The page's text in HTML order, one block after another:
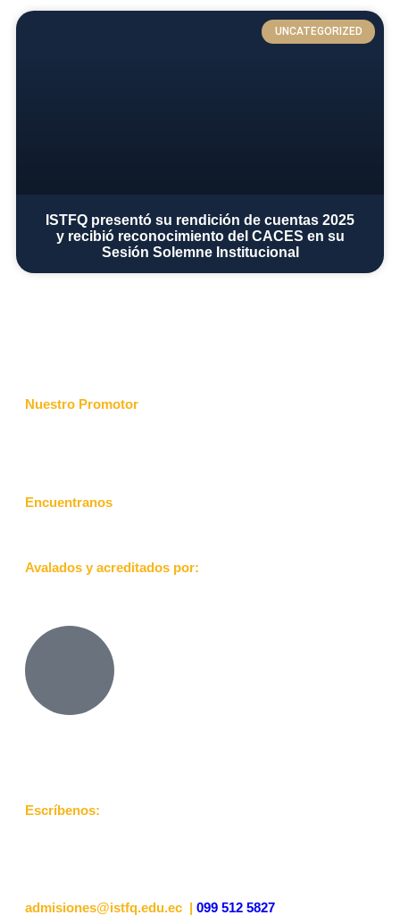
UNCATEGORIZED
ISTFQ presentó su rendición de cuentas 2025
y recibió reconocimiento del CACES en su
Sesión Solemne Institucional
Nuestro Promotor
Encuentranos
Avalados y acreditados por:
Escríbenos:
admisiones@istfq.edu.ec | 099 512 5827